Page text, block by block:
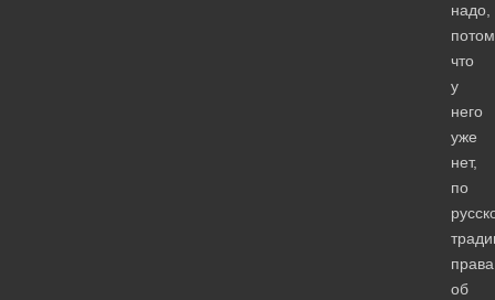
надо,
что
у
него
уже
нет,
по
права
об